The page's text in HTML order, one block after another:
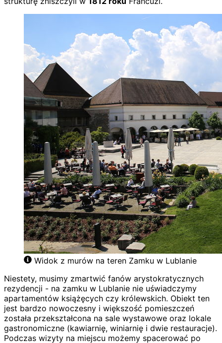
Widok z murów na teren Zamku w Lublanie
Niestety, musimy zmartwić fanów arystokratycznych
rezydencji - na zamku w Lublanie nie uświadczymy
apartamentów książęcych czy królewskich. Obiekt ten
jest bardzo nowoczesny i większość pomieszczeń
została przekształcona na sale wystawowe oraz lokale
gastronomiczne (kawiarnię, winiarnię i dwie restauracje).
Podczas wizyty na miejscu możemy spacerować po